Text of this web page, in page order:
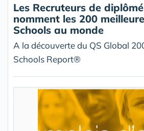
Les Recruteurs de
nomment les 200
Schools au monde
A la découverte du QS Global
Schools Report®